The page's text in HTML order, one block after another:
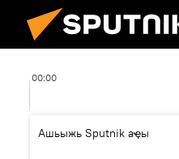
00:00
Ашьыжь Sputnik аҿы